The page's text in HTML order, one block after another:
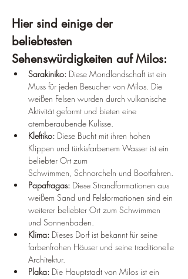
Hier sind einige der
beliebtesten
Sehenswürdigkeiten auf Milos:
Sarakiniko: Diese Mondlandschaft ist ein
Muss für jeden Besucher von Milos. Die
weißen Felsen wurden durch vulkanische
Aktivität geformt und bieten eine
atemberaubende Kulisse.
Kleftiko: Diese Bucht mit ihren hohen
Klippen und türkisfarbenem Wasser ist ein
beliebter Ort zum
Schwimmen, Schnorcheln und Bootfahren.
Papafragas: Diese Strandformationen aus
weißem Sand und Felsformationen sind ein
weiterer beliebter Ort zum Schwimmen
und Sonnenbaden.
Klima: Dieses Dorf ist bekannt für seine
farbenfrohen Häuser und seine traditionelle
Architektur.
Plaka: Die Hauptstadt von Milos ist ein